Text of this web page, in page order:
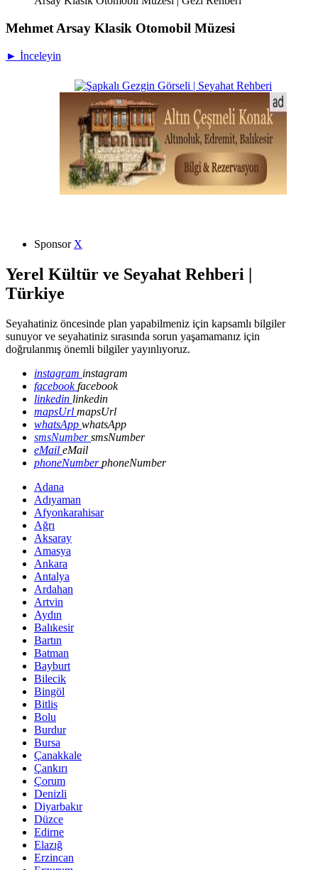
Mehmet Arsay Klasik Otomobil Müzesi
► İnceleyin
Sponsor X
Yerel Kültür ve Seyahat Rehberi |
Türkiye
Seyahatiniz öncesinde plan yapabilmeniz için kapsamlı bilgiler
sunuyor ve seyahatiniz sırasında sorun yaşamamanız için
doğrulanmış önemli bilgiler yayınlıyoruz.
instagram instagram
facebookfacebook
linkedin linkedin
mapsUrl mapsUrl
whatsApp whatsApp
smsNumbersmsNumber
eMail eMail
phoneNumberphoneNumber
Adana
Adıyaman
Afyonkarahisar
Ağrı
Aksaray
Amasya
Ankara
Antalya
Ardahan
Artvin
Aydın
Balıkesir
Bartın
Batman
Bayburt
Bilecik
Bingöl
Bitlis
Bolu
Burdur
Bursa
Çanakkale
Çankırı
Çorum
Denizli
Diyarbakır
Düzce
Edirne
Elazığ
Erzincan